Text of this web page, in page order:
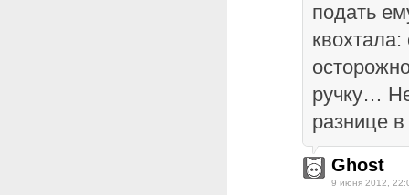
подать
ручку…
разнице
Ghost
9 июня 2012,